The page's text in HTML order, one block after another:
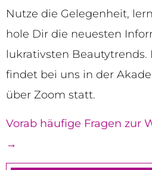
Nutze die Gelegenheit,
hole Dir die neuesten
lukrativsten Beautytrends.
findet bei uns in der
über Zoom statt.
Vorab häufige Fragen zur
→